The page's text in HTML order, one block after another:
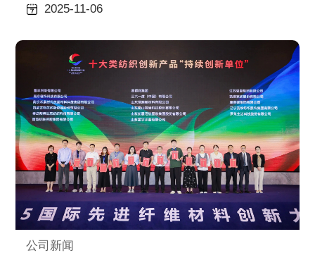
2025-11-06
公司新闻